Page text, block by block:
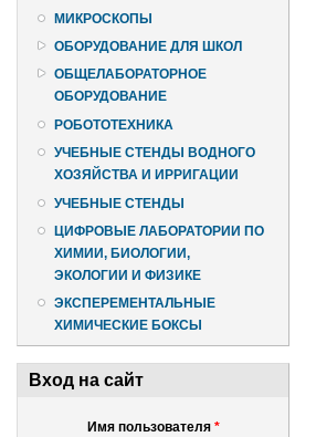
МИКРОСКОПЫ
ОБОРУДОВАНИЕ ДЛЯ ШКОЛ
ОБЩЕЛАБОРАТОРНОЕ
ОБОРУДОВАНИЕ
РОБОТОТЕХНИКА
УЧЕБНЫЕ СТЕНДЫ ВОДНОГО
ХОЗЯЙСТВА И ИРРИГАЦИИ
УЧЕБНЫЕ СТЕНДЫ
ЦИФРОВЫЕ ЛАБОРАТОРИИ ПО
ХИМИИ, БИОЛОГИИ,
ЭКОЛОГИИ И ФИЗИКЕ
ЭКСПЕРЕМЕНТАЛЬНЫЕ
ХИМИЧЕСКИЕ БОКСЫ
Вход на сайт
Имя пользователя *